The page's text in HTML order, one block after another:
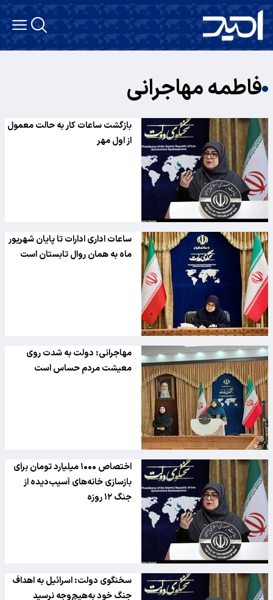
فاطمه مهاجرانی
بازگشت ساعات کار به حالت معمول
از اول مهر
ساعات اداری ادارات تا پایان شهریور
ماه به همان روال تابستان است
مهاجرانی: دولت به شدت روی
معیشت مردم حساس است
اختصاص ۱۰۰۰ میلیارد تومان برای
بازسازی خانه‌های آسیب‌دیده از
جنگ ۱۲ روزه
سخنگوی دولت: اسرائیل به اهداف
جنگ خود به‌هیچ‌‌وجه نرسید